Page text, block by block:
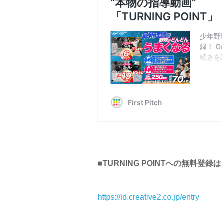
■TURNING POINTへの無料登録
https://id.creative2.co.jp/entry